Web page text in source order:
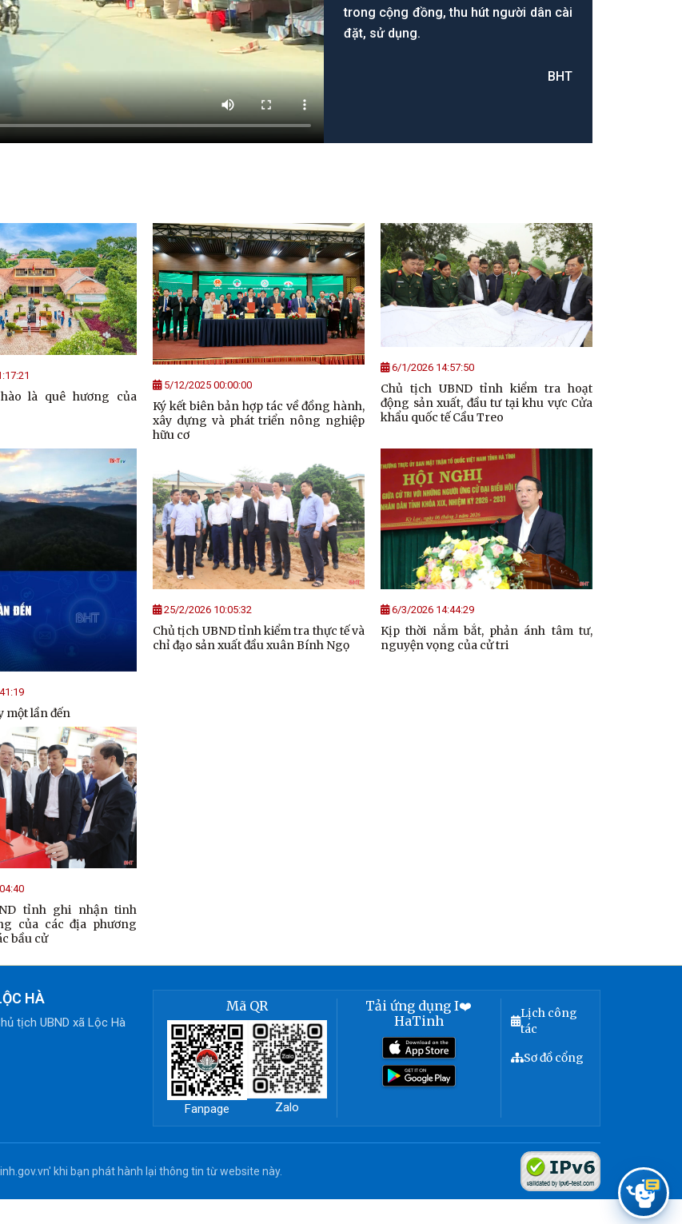
trong cộng đồng, thu hút người dân cài
đặt, sử dụng.
BHT
là quê hương của
5/12/2025 00:00:00
Ký kết biên bản hợp tác về đồng hành,
xây dựng và phát triển nông nghiệp
hữu cơ
6/1/2026 14:57:50
Chủ tịch UBND tỉnh kiểm tra hoạt
động sản xuất, đầu tư tại khu vực Cửa
khẩu quốc tế Cầu Treo
một lần đến
25/2/2026 10:05:32
Chủ tịch UBND tỉnh kiểm tra thực tế và
chỉ đạo sản xuất đầu xuân Bính Ngọ
6/3/2026 14:44:29
Kịp thời nắm bắt, phản ánh tâm tư,
nguyện vọng của cử tri
tỉnh ghi nhận tinh
của các địa phương
bầu cử
HÀ
tịch UBND xã Lộc Hà
Mã QR
Fanpage Zalo
Tải ứng dụng I❤️
HaTinh
Lịch công
tác
Sơ đồ cổng
khi bạn phát hành lại thông tin từ website này.